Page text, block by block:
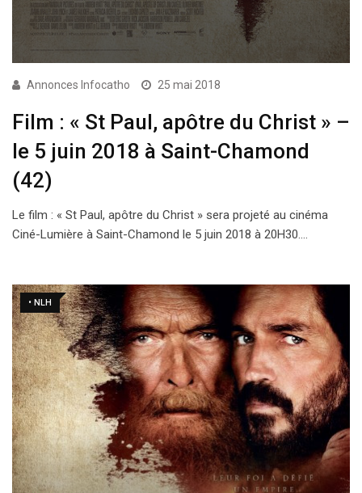
Annonces Infocatho 25 mai 2018
Film : « St Paul, apôtre du Christ » –
le 5 juin 2018 à Saint-Chamond
(42)
Le film : « St Paul, apôtre du Christ » sera projeté au cinéma
Ciné-Lumière à Saint-Chamond le 5 juin 2018 à 20H30.…
• NLH